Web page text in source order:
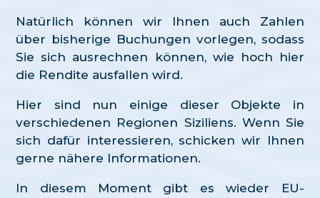
Natürlich können wir Ihnen auch Zahlen
über bisherige Buchungen vorlegen, sodass
Sie sich ausrechnen können, wie hoch hier
die Rendite ausfallen wird.
Hier sind nun einige dieser Objekte in
verschiedenen Regionen Siziliens. Wenn Sie
sich dafür interessieren, schicken wir Ihnen
gerne nähere Informationen.
In diesem Moment gibt es wieder EU-